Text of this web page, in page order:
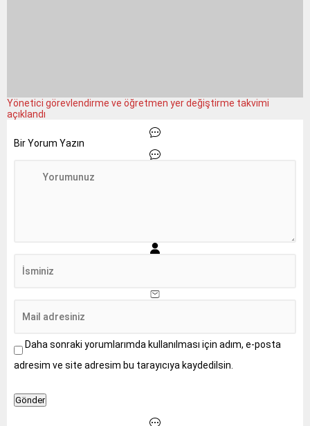
Yönetici görevlendirme ve öğretmen yer değiştirme takvimi
açıklandı
Bir Yorum Yazın
Daha sonraki yorumlarımda kullanılması için adım, e-posta
adresim ve site adresim bu tarayıcıya kaydedilsin.